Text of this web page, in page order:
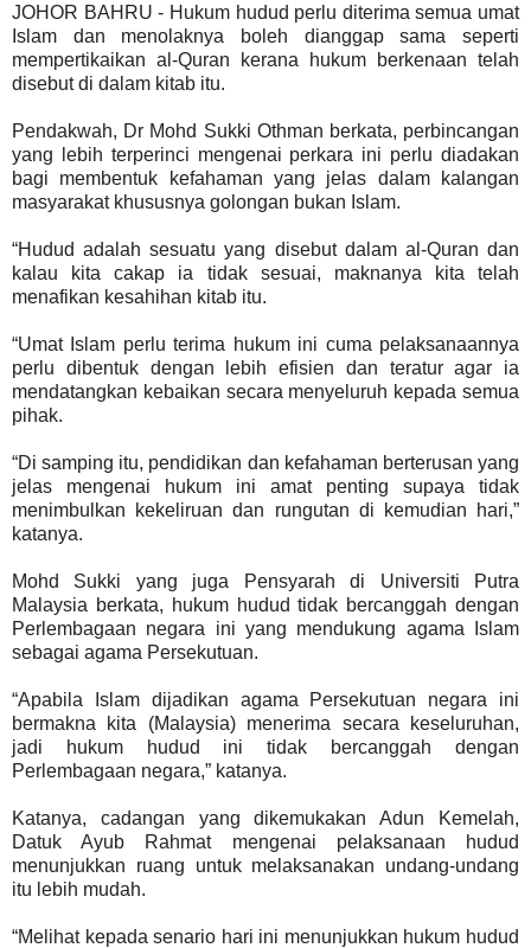
JOHOR BAHRU - Hukum hudud perlu diterima semua umat
Islam dan menolaknya boleh dianggap sama seperti
mempertikaikan al-Quran kerana hukum berkenaan telah
disebut di dalam kitab itu.
Pendakwah, Dr Mohd Sukki Othman berkata, perbincangan
yang lebih terperinci mengenai perkara ini perlu diadakan
bagi membentuk kefahaman yang jelas dalam kalangan
masyarakat khususnya golongan bukan Islam.
“Hudud adalah sesuatu yang disebut dalam al-Quran dan
kalau kita cakap ia tidak sesuai, maknanya kita telah
menafikan kesahihan kitab itu.
“Umat Islam perlu terima hukum ini cuma pelaksanaannya
perlu dibentuk dengan lebih efisien dan teratur agar ia
mendatangkan kebaikan secara menyeluruh kepada semua
pihak.
“Di samping itu, pendidikan dan kefahaman berterusan yang
jelas mengenai hukum ini amat penting supaya tidak
menimbulkan kekeliruan dan rungutan di kemudian hari,”
katanya.
Mohd Sukki yang juga Pensyarah di Universiti Putra
Malaysia berkata, hukum hudud tidak bercanggah dengan
Perlembagaan negara ini yang mendukung agama Islam
sebagai agama Persekutuan.
“Apabila Islam dijadikan agama Persekutuan negara ini
bermakna kita (Malaysia) menerima secara keseluruhan,
jadi hukum hudud ini tidak bercanggah dengan
Perlembagaan negara,” katanya.
Katanya, cadangan yang dikemukakan Adun Kemelah,
Datuk Ayub Rahmat mengenai pelaksanaan hudud
menunjukkan ruang untuk melaksanakan undang-undang
itu lebih mudah.
“Melihat kepada senario hari ini menunjukkan hukum hudud